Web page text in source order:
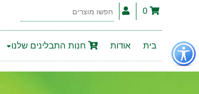
כפתור
לפתיחת
תפריט
נגישות
0 חפשו
בית אודות חנות התבלינים שלנו